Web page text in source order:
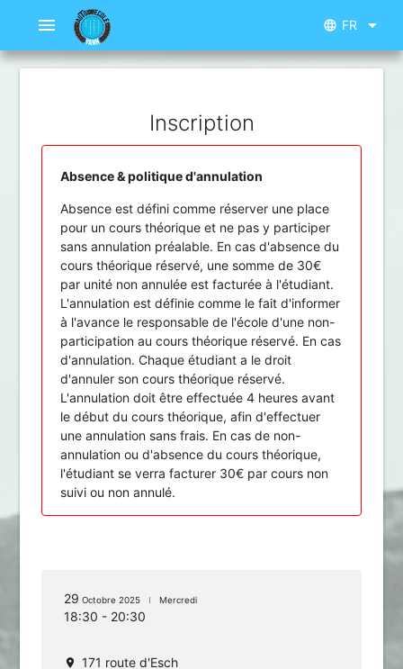
menu language FR arrow_drop_down
Inscription
Absence & politique d'annulation
Absence est défini comme réserver une place
pour un cours théorique et ne pas y participer
sans annulation préalable. En cas d'absence du
cours théorique réservé, une somme de 30€
par unité non annulée est facturée à l'étudiant.
L'annulation est définie comme le fait d'informer
à l'avance le responsable de l'école d'une non-
participation au cours théorique réservé. En cas
d'annulation. Chaque étudiant a le droit
d'annuler son cours théorique réservé.
L'annulation doit être effectuée 4 heures avant
le début du cours théorique, afin d'effectuer
une annulation sans frais. En cas de non-
annulation ou d'absence du cours théorique,
l'étudiant se verra facturer 30€ par cours non
suivi ou non annulé.
29 Octobre 2025 Mercredi
18:30 - 20:30
location_on
171 route d'Esch